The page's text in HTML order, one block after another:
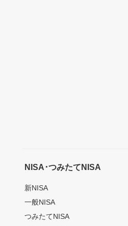
NISA･つみたてNISA
新NISA
一般NISA
つみたてNISA